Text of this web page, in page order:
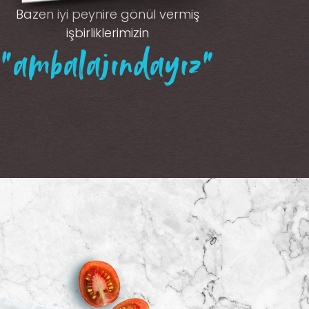
Bazen iyi peynire gönül vermiş
işbirliklerimizin
“ambalajındayız”